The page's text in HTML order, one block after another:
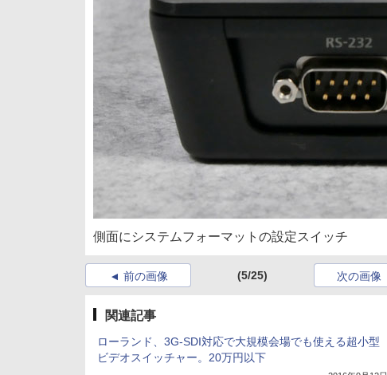
側面にシステムフォーマットの設定スイッチ
前の画像 (5/25) 次の画像
関連記事
ローランド、3G-SDI対応で大規模会場でも使える超小型
ビデオスイッチャー。20万円以下